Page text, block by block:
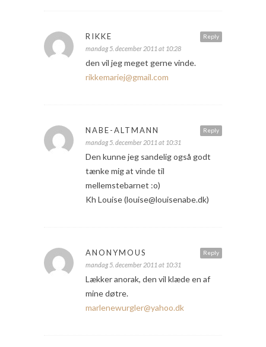
Reply
RIKKE
mandag 5. december 2011 at 10:28
den vil jeg meget gerne vinde.
rikkemariej@gmail.com
Reply
NABE-ALTMANN
mandag 5. december 2011 at 10:31
Den kunne jeg sandelig også godt
tænke mig at vinde til
mellemstebarnet :o)
Kh Louise (louise@louisenabe.dk)
Reply
ANONYMOUS
mandag 5. december 2011 at 10:31
Lækker anorak, den vil klæde en af
mine døtre.
marlenewurgler@yahoo.dk